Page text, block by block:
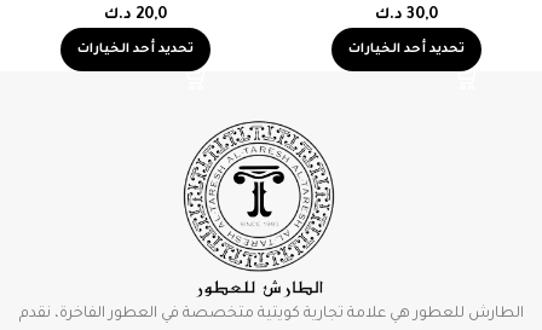
30,0 د.ك
تحديد أحد الخيارات
20,0 د.ك
تحديد أحد الخيارات
الطارش للعطور هي علامة تجارية كويتية متخصصة في العطور الفاخرة، نقدم